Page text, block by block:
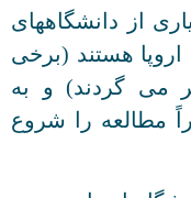
از دانشگاههای
هستند (برخی
بر می گردند) و به
مطالعه را شروع